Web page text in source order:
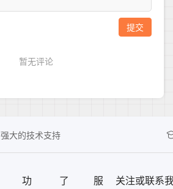
强大的技术支持
功
了
服
关注或联系